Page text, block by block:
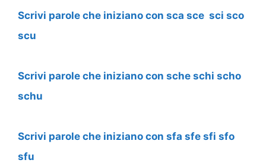
Scrivi parole che iniziano con sca sce sci sco
scu
Scrivi parole che iniziano con sche schi scho
schu
Scrivi parole che iniziano con sfa sfe sfi sfo
sfu